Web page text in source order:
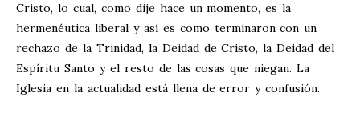
Cristo, lo cual, como dije hace un momento, es la
hermenéutica liberal y así es como terminaron con un
rechazo de la Trinidad, la Deidad de Cristo, la Deidad del
Espíritu Santo y el resto de las cosas que niegan. La
Iglesia en la actualidad está llena de error y confusión.